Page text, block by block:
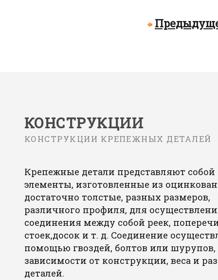
КОНСТРУКЦИИ
КОНСТРУКЦИИ КРЕПЕЖНЫХ ДЕТАЛЕЙ
Крепежные детали представляют собой
элементы, изготовленные из
достаточно толстые, разных размеров,
различного профиля, для
соединения между собой реек,
стоек,досок и т. д. Соединение
помощью гвоздей, болтов или шурупов,
зависимости от конструкции, веса и
деталей.